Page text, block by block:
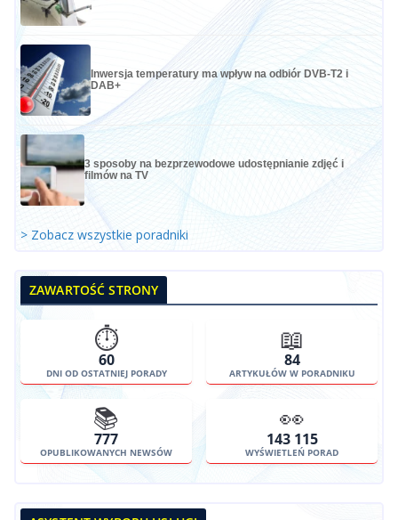
Inwersja temperatury ma wpływ na odbiór DVB-T2 i
DAB+
3 sposoby na bezprzewodowe udostępnianie zdjęć i
filmów na TV
> Zobacz wszystkie poradniki
ZAWARTOŚĆ STRONY
⏱️
60
DNI OD OSTATNIEJ PORADY
📖
84
ARTYKUŁÓW W PORADNIKU
📚
777
OPUBLIKOWANYCH NEWSÓW
👀
143 115
WYŚWIETLEŃ PORAD